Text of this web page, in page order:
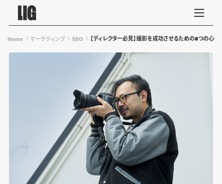
Home マーケティング SEO 【ディレクター必見】撮影を成功させるための8つの心得